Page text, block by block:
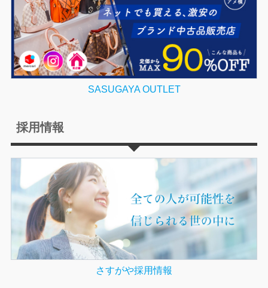
SASUGAYA OUTLET
採用情報
さすがや採用情報